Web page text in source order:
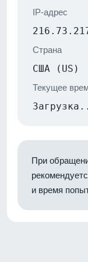
IP-адрес
Страна
США (US)
Текущее
При
и время